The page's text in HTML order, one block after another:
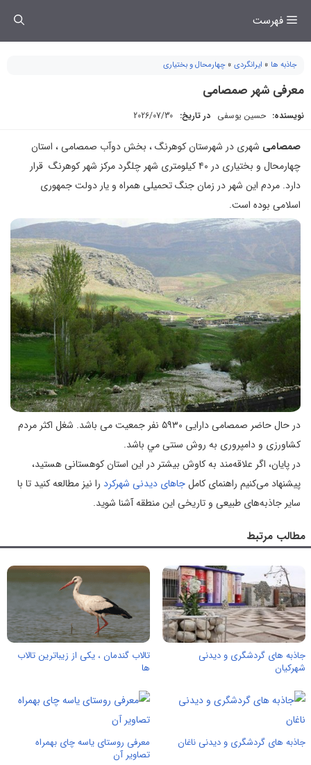
فهرست
جاذبه ها » ایرانگردی » چهارمحال و بختیاری
معرفی شهر صمصامی
نویسنده: حسین یوسفی در تاریخ: 2026/07/30
صمصامی شهری در شهرستان کوهرنگ ، بخش دوآب صمصامی ، استان
چهارمحال و بختیاری در ۴۰ کیلومتری شهر چلگرد مرکز شهر کوهرنگ قرار
دارد. مردم اين شهر در زمان جنگ تحميلی همراه و يار دولت جمهوری
اسلامی بوده است.
در حال حاضر صمصامی دارايی ۵۹۳۰ نفر جمعيت می باشد. شغل اکثر مردم
کشاورزی و دامپروری به روش سنتی مي باشد.
در پایان، اگر علاقه‌مند به کاوش بیشتر در این استان کوهستانی هستید،
پیشنهاد می‌کنیم راهنمای کاملجاهای دیدنی شهرکرد را نیز مطالعه کنید تا با
سایر جاذبه‌های طبیعی و تاریخی این منطقه آشنا شوید.
مطالب مرتبط
جاذبه های گردشگری و دیدنی
شهرکیان
تالاب گندمان ، یکی از زیباترین تالاب
ها
جاذبه های گردشگری و دیدنی ناغان
معرفی روستای یاسه چای بهمراه
تصاویر آن